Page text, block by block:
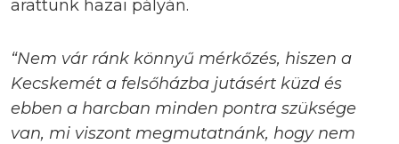
arattunk hazai pályán.
“Nem vár ránk könnyű mérkőzés, hiszen a
Kecskemét a felsőházba jutásért küzd és
ebben a harcban minden pontra szüksége
van, mi viszont megmutatnánk, hogy nem